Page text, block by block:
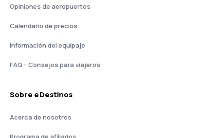
Opiniones de aeropuertos
Calendario de precios
Información del equipaje
FAQ - Consejos para viajeros
Sobre eDestinos
Acerca de nosotros